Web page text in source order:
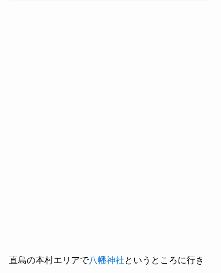
直島の本村エリアで八幡神社 というところに行き